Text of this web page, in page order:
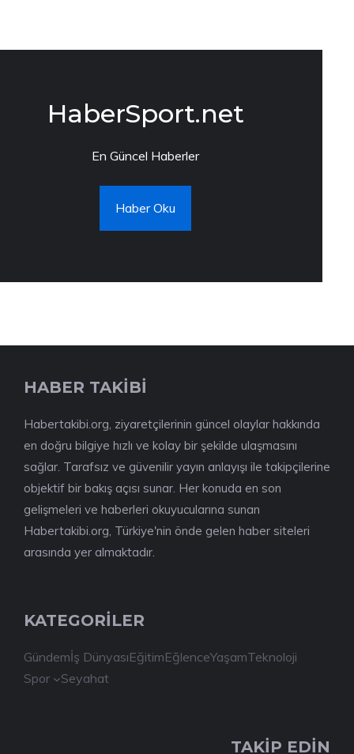
HaberSport.net
En Güncel Haberler
Haber Oku
HABER TAKİBİ
Habertakibi.org, ziyaretçilerinin güncel olaylar hakkında
en doğru bilgiye hızlı ve kolay bir şekilde ulaşmasını
sağlar. Tarafsız ve güvenilir yayın anlayışı ile takipçilerine
objektif bir bakış açısı sunar. Her konuda en son
gelişmeleri ve haberleri okuyucularına sunan
Habertakibi.org, Türkiye'nin önde gelen haber siteleri
arasında yer almaktadır.
KATEGORİLER
Gündemİş DünyasıEğitimEğlenceYaşamTeknoloji
Spor
Seyahat
TAKİP EDİN